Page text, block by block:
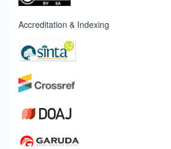
Accreditation & Indexing